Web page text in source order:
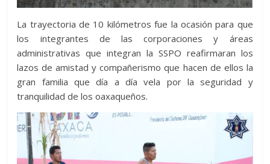
La trayectoria de 10 kilómetros fue la ocasión para que
los integrantes de las corporaciones y áreas
administrativas que integran la SSPO reafirmaran los
lazos de amistad y compañerismo que hacen de ellos la
gran familia que día a día vela por la seguridad y
tranquilidad de los oaxaqueños.